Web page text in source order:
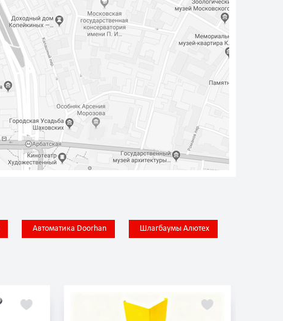
Автоматика Doorhan Шлагбаумы Алютех